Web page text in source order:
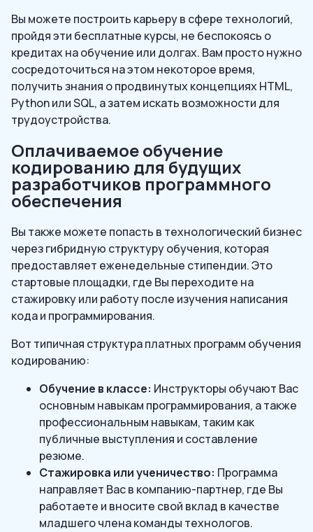
Вы можете построить карьеру в сфере технологий,
пройдя эти бесплатные курсы, не беспокоясь о
кредитах на обучение или долгах. Вам просто нужно
сосредоточиться на этом некоторое время,
получить знания о продвинутых концепциях HTML,
Python или SQL, а затем искать возможности для
трудоустройства.
Оплачиваемое обучение
кодированию для будущих
разработчиков программного
обеспечения
Вы также можете попасть в технологический бизнес
через гибридную структуру обучения, которая
предоставляет еженедельные стипендии. Это
стартовые площадки, где Вы переходите на
стажировку или работу после изучения написания
кода и программирования.
Вот типичная структура платных программ обучения
кодированию:
Обучение в классе: Инструкторы обучают Вас
основным навыкам программирования, а также
профессиональным навыкам, таким как
публичные выступления и составление
резюме.
Стажировка или ученичество: Программа
направляет Вас в компанию-партнер, где Вы
работаете и вносите свой вклад в качестве
младшего члена команды технологов.